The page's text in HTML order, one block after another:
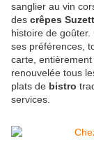
sanglier au vin
des crêpes
histoire de goûter.
ses préférences,
carte,
renouvelée tous
plats de bistro
services.